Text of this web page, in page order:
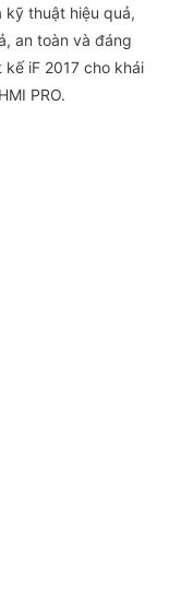
thuật hiệu quả,
an toàn và đáng
iF 2017 cho khái
PRO.